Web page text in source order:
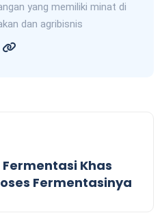
yang memiliki minat di
dan agribisnis
Khas
Fermentasinya